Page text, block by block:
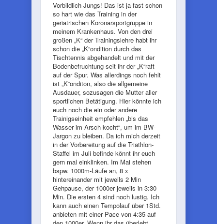
Vorbildlich Jungs! Das ist ja fast schon
so hart wie das Training in der
geriatrischen Koronarsportgruppe in
meinem Krankenhaus. Von den drei
großen „K“ der Trainingslehre habt ihr
schon die „K“ondition durch das
Tischtennis abgehandelt und mit der
Bodenbefruchtung seit ihr der „K“raft
auf der Spur. Was allerdings noch fehlt
ist „K“onditon, also die allgemeine
Ausdauer, sozusagen die Mutter aller
sportlichen Betätigung. Hier könnte ich
euch noch die ein oder andere
Trainigseinheit empfehlen „bis das
Wasser im Arsch kocht“, um im BW-
Jargon zu bleiben. Da ich mich derzeit
in der Vorbereitung auf die Triathlon-
Staffel im Juli befinde könnt ihr euch
gern mal einklinken. Im Mai stehen
bspw. 1000m-Läufe an, 8 x
hintereinander mit jeweils 2 Min
Gehpause, der 1000er jeweils in 3:30
Min. Die ersten 4 sind noch lustig. Ich
kann auch einen Tempolauf über 1Std.
anbieten mit einer Pace von 4:35 auf